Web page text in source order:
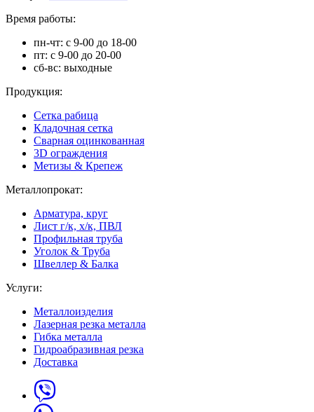
Время работы:
пн-чт: с 9-00 до 18-00
пт: с 9-00 до 20-00
сб-вс: выходные
Продукция:
Сетка рабица
Кладочная сетка
Сварная оцинкованная
3D ограждения
Метизы & Крепеж
Металлопрокат:
Арматура, круг
Лист г/к, х/к, ПВЛ
Профильная труба
Уголок & Труба
Швеллер & Балка
Услуги:
Металлоизделия
Лазерная резка металла
Гибка металла
Гидроабразивная резка
Доставка